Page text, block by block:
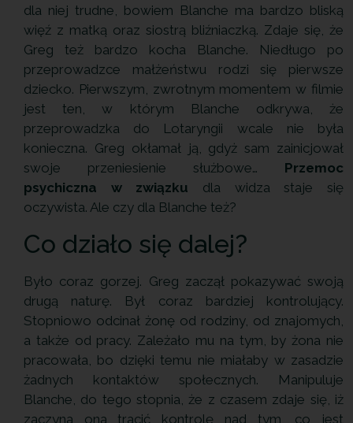
dla niej trudne, bowiem Blanche ma bardzo bliską
więź z matką oraz siostrą bliźniaczką. Zdaje się, że
Greg też bardzo kocha Blanche. Niedługo po
przeprowadzce małżeństwu rodzi się pierwsze
dziecko. Pierwszym, zwrotnym momentem w filmie
jest ten, w którym Blanche odkrywa, że
przeprowadzka do Lotaryngii wcale nie była
konieczna. Greg okłamał ją, gdyż sam zainicjował
swoje przeniesienie służbowe… Przemoc
psychiczna w związku dla widza staje się
oczywista. Ale czy dla Blanche też?
Co działo się dalej?
Było coraz gorzej. Greg zaczął pokazywać swoją
drugą naturę. Był coraz bardziej kontrolujący.
Stopniowo odcinał żonę od rodziny, od znajomych,
a także od pracy. Zależało mu na tym, by żona nie
pracowała, bo dzięki temu nie miałaby w zasadzie
żadnych kontaktów społecznych. Manipuluje
Blanche, do tego stopnia, że z czasem zdaje się, iż
zaczyna ona tracić kontrolę nad tym, co jest